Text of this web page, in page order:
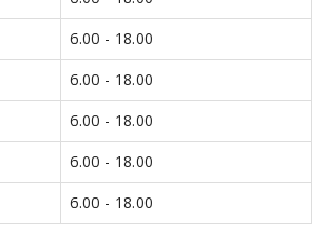
6.00 - 18.00
6.00 - 18.00
6.00 - 18.00
6.00 - 18.00
6.00 - 18.00